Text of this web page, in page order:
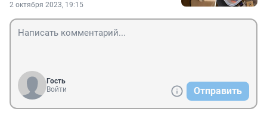
2 октября 2023, 19:15
Гость
Войти
Отправить